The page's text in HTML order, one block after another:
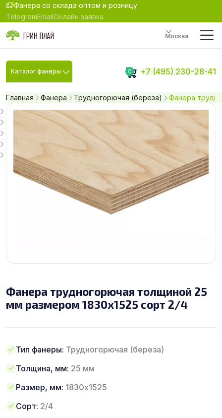
Фанера со склада оптом и розницу
TelegramEmailОнлайн заявка
Москва
Каталог фанеры 0 +7 (495) 230-28-41
Главная Фанера Трудногорючая (береза) Фанера
Фанера трудногорючая толщиной 25
мм размером 1830х1525 сорт 2/4
Тип фанеры: Трудногорючая (береза)
Толщина, мм: 25 мм
Размер, мм: 1830х1525
Сорт: 2/4